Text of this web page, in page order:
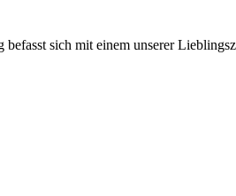
befasst sich mit einem unserer